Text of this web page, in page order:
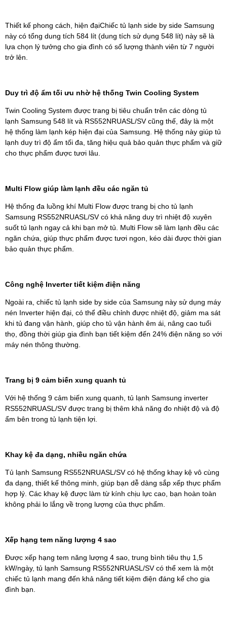
Thiết kế phong cách, hiện đạiChiếc tủ lạnh side by side Samsung
này có tổng dung tích 584 lít (dung tích sử dụng 548 lít) này sẽ là
lựa chọn lý tưởng cho gia đình có số lượng thành viên từ 7 người
trở lên.
Duy trì độ ẩm tối ưu nhờ hệ thống Twin Cooling System
Twin Cooling System được trang bị tiêu chuẩn trên các dòng tủ
lạnh Samsung 548 lít và RS552NRUASL/SV cũng thế, đây là một
hệ thống làm lạnh kép hiện đại của Samsung. Hệ thống này giúp tủ
lạnh duy trì độ ẩm tối đa, tăng hiệu quả bảo quản thực phẩm và giữ
cho thực phẩm được tươi lâu.
Multi Flow giúp làm lạnh đều các ngăn tủ
Hệ thống đa luồng khí Multi Flow được trang bị cho tủ lạnh
Samsung RS552NRUASL/SV có khả năng duy trì nhiệt độ xuyên
suốt tủ lạnh ngay cả khi bạn mở tủ. Multi Flow sẽ làm lạnh đều các
ngăn chứa, giúp thực phẩm được tươi ngon, kéo dài được thời gian
bảo quản thực phẩm.
Công nghệ Inverter tiết kiệm điện năng
Ngoài ra, chiếc tủ lạnh side by side của Samsung này sử dụng máy
nén Inverter hiện đại, có thể điều chỉnh được nhiệt độ, giảm ma sát
khi tủ đang vận hành, giúp cho tủ vận hành êm ái, nâng cao tuổi
thọ, đồng thời giúp gia đình bạn tiết kiệm đến 24% điện năng so với
máy nén thông thường.
Trang bị 9 cảm biến xung quanh tủ
Với hệ thống 9 cảm biến xung quanh, tủ lạnh Samsung inverter
RS552NRUASL/SV được trang bị thêm khả năng đo nhiệt độ và độ
ẩm bên trong tủ lạnh tiện lợi.
Khay kệ đa dạng, nhiều ngăn chứa
Tủ lạnh Samsung RS552NRUASL/SV có hệ thống khay kệ vô cùng
đa dạng, thiết kế thông minh, giúp bạn dễ dàng sắp xếp thực phẩm
hợp lý. Các khay kệ được làm từ kính chịu lực cao, bạn hoàn toàn
không phải lo lắng về trọng lượng của thực phẩm.
Xếp hạng tem năng lượng 4 sao
Được xếp hạng tem năng lượng 4 sao, trung bình tiêu thụ 1,5
kW/ngày, tủ lạnh Samsung RS552NRUASL/SV có thể xem là một
chiếc tủ lạnh mang đến khả năng tiết kiệm điện đáng kể cho gia
đình bạn.